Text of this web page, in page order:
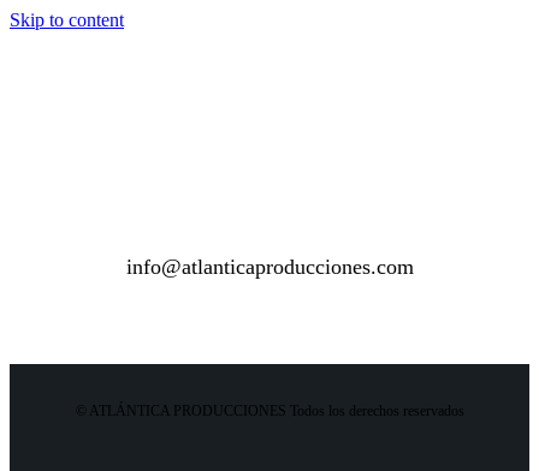
Skip to content
info@atlanticaproducciones.com
© ATLÁNTICA PRODUCCIONES Todos los derechos reservados